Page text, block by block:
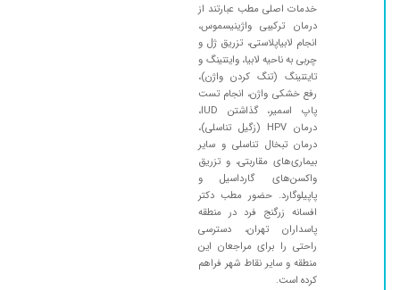
خدمات اصلی مطب عبارتند از
درمان ترکیبی واژینیسموس،
انجام لابیاپلاستی، تزریق ژل و
چربی به ناحیه لابیا، وایتنینگ و
تایتنینگ (تنگ کردن واژن)،
رفع خشکی واژن، انجام تست
پاپ اسمیر، گذاشتن IUD،
درمان HPV (زگیل تناسلی)،
درمان تبخال تناسلی و سایر
بیماری‌های مقاربتی، و تزریق
واکسن‌های گارداسیل و
پاپیلوگارد. حضور مطب دکتر
افسانه زرگنج فرد در منطقه
پاسداران تهران، دسترسی
راحتی را برای مراجعان این
منطقه و سایر نقاط شهر فراهم
کرده است.